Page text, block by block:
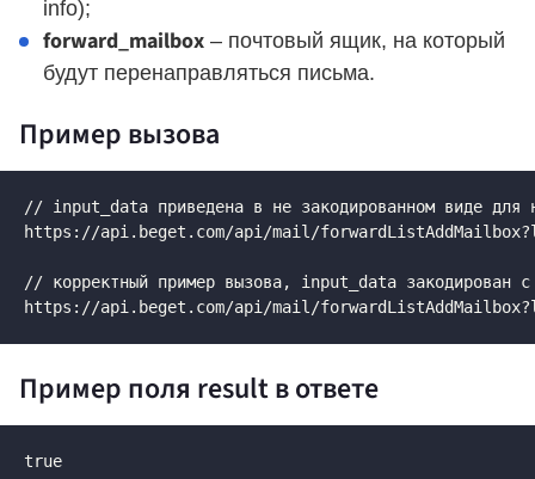
info);
forward_mailbox – почтовый ящик, на который
будут перенаправляться письма.
Пример вызова
// input_data приведена в не закодированном виде для
https://api.beget.com/api/mail/
// корректный пример вызова, input_data закодирован
https://api.beget.com/api/mail/
Пример поля result в ответе
true